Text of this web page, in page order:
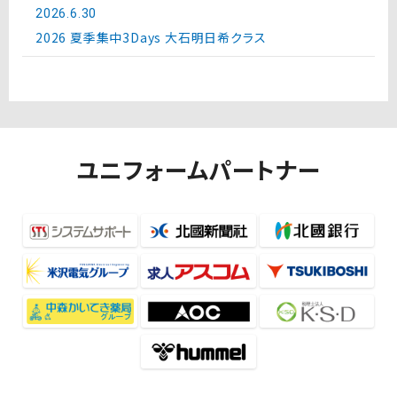
2026.6.30
2026 夏季集中3Days 大石明日希クラス
ユニフォームパートナー